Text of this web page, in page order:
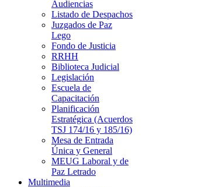
Audiencias
Listado de Despachos
Juzgados de Paz
Lego
Fondo de Justicia
RRHH
Biblioteca Judicial
Legislación
Escuela de
Capacitación
Planificación
Estratégica (Acuerdos
TSJ 174/16 y 185/16)
Mesa de Entrada
Única y General
MEUG Laboral y de
Paz Letrado
Multimedia